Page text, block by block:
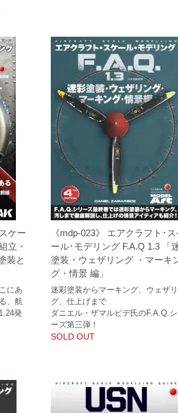
ケー
立・
装と
にあ
、航
発
《mdp-023》 エアクラフト･ス
ール･モデリング F.A.Q 1.3 「
塗装・ウェザリング ・マーキ
グ・情景 編」
迷彩塗装からマーキング、ウェザ
グ、仕上げまで
ダニエル・ザマルビデ氏のF.A.Q.シ
ーズ第三弾！
SOLD OUT